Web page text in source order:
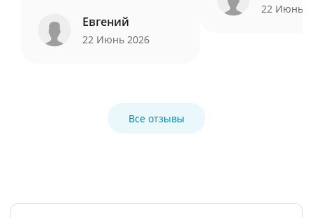
Евгений
22 Июнь 2026
22 Июнь
Все отзывы